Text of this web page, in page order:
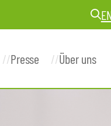
Presse Über uns